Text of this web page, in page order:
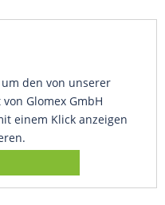
den von unserer
Glomex GmbH
einem Klick anzeigen